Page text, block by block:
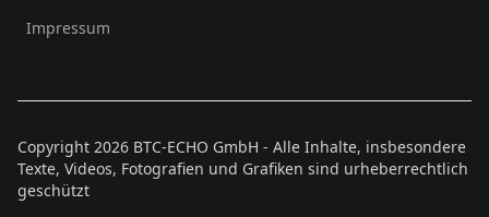
Impressum
Copyright 2026 BTC-ECHO GmbH - Alle Inhalte, insbesondere
Texte, Videos, Fotografien und Grafiken sind urheberrechtlich
geschützt